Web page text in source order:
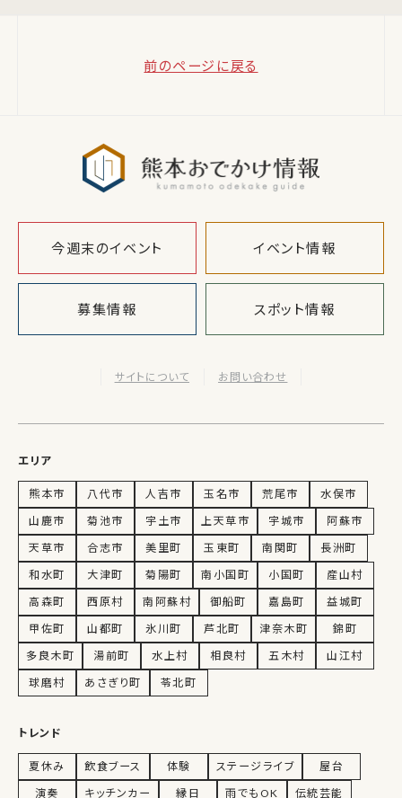
前のページに戻る
今週末のイベント イベント情報
募集情報 スポット情報
サイトについて お問い合わせ
エリア
熊本市 八代市 人吉市 玉名市 荒尾市
水俣市
山鹿市
菊池市 宇土市 上天草市 宇城市
阿蘇市
天草市
合志市 美里町 玉東町 南関町
長洲町
和水町
大津町 菊陽町 南小国町 小国町
産山村
高森町
西原村 南阿蘇村 御船町 嘉島町
益城町
甲佐町
山都町 氷川町 芦北町 津奈木町
錦町
多良木町
湯前町 水上村 相良村 五木村
山江村
球磨村
あさぎり町 苓北町
トレンド
夏休み 飲食ブース 体験 ステージライブ
屋台
演奏
キッチンカー 縁日 雨でもOK 伝統芸能